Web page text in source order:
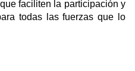
faciliten la participación y
todas las fuerzas que lo